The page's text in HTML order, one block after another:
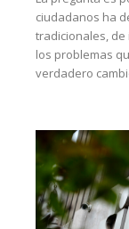
ciudadanos ha
tradicionales,
los problemas
verdadero